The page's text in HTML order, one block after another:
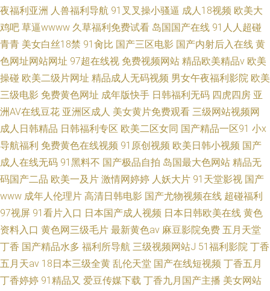
夜福利亚洲 人兽福利导航 91叉叉操小骚逼 成人18视频 欧美大
鸡吧 草逼wwww 久草福利免费试看 岛国国产在线 91人人超碰
青青 美女白丝18禁 91肏比 国产三区电影 国产内射后入在线 黄
色网址网站网址 97超在线视 免费视频网站 精品欧美精品v 欧美
操碰 欧美二级片网址 精品成人无码视频 男女午夜福利影院 欧美
三级电影 免费黄色网址 成年版快手 日韩福利无码 四虎四房 亚
洲AV在线豆花 亚洲区成人 美女黄片免费观看 三级网站视频网
成人日韩精品 日韩福利专区 欧美二区女同 国产精品一区91 小x
导航福利 免费黄色在线视频 91原创视频 欧美日韩小视频 国产
成人在线无码 91黑料不 国产极品自拍 岛国最大色网站 精品无
码国产二品 欧美一及片 激情网婷婷 人妖大片 91天堂影视 国产
www 成年人伦理片 高清日韩电影 国产尤物视频在线 超碰福利
97视屏 91看片入口 日本国产成人视频 日本日韩欧美在线 黄色
资料入口 黄色网三级毛片 最新黄色av 麻豆影院免费 五月天堂
丁香 国产精品水多 福利所导航 三级视频网站J 51福利影院 丁香
五月天av 18日本三级全黄 乱伦天堂 国产在线短视频 丁香五月
丁香婷婷 91精品又 爱豆传媒下载 丁香九月国产主播 美女网站